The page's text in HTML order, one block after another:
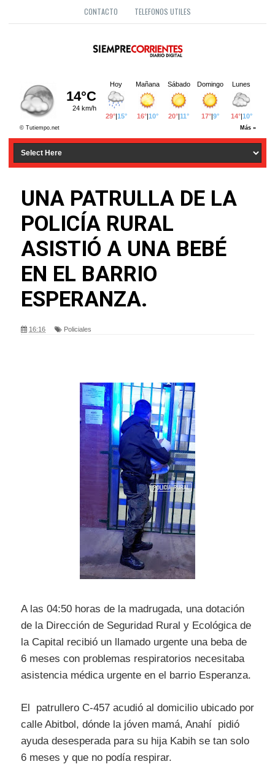
CONTACTO TELEFONOS UTILES
UNA PATRULLA DE LA
POLICÍA RURAL
ASISTIÓ A UNA BEBÉ
EN EL BARRIO
ESPERANZA.
16:16 Policiales
A las 04:50 horas de la madrugada, una dotación
de la Dirección de Seguridad Rural y Ecológica de
la Capital recibió un llamado urgente una beba de
6 meses con problemas respiratorios necesitaba
asistencia médica urgente en el barrio Esperanza.
El patrullero C-457 acudió al domicilio ubicado por
calle Abitbol, dónde la jóven mamá, Anahí pidió
ayuda desesperada para su hija Kabih se tan solo
6 meses y que no podía respirar.